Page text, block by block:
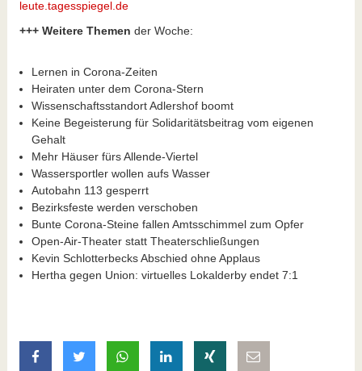
leute.tagesspiegel.de
+++ Weitere Themen der Woche:
Lernen in Corona-Zeiten
Heiraten unter dem Corona-Stern
Wissenschaftsstandort Adlershof boomt
Keine Begeisterung für Solidaritätsbeitrag vom eigenen
Gehalt
Mehr Häuser fürs Allende-Viertel
Wassersportler wollen aufs Wasser
Autobahn 113 gesperrt
Bezirksfeste werden verschoben
Bunte Corona-Steine fallen Amtsschimmel zum Opfer
Open-Air-Theater statt Theaterschließungen
Kevin Schlotterbecks Abschied ohne Applaus
Hertha gegen Union: virtuelles Lokalderby endet 7:1
auf Facebook teilen
auf Twitter teilenmit Whatsapp teilen
auf LinkedIn teilen
auf Xing teilen